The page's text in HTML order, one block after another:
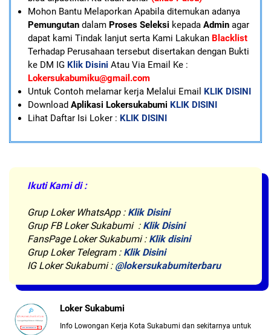
Mohon Bantu Melaporkan Apabila ditemukan adanya
Pemungutandalam Proses Seleksi kepada Adminagar
dapat kami Tindak lanjut serta Kami LakukanBlacklist
Terhadap Perusahaan tersebut disertakan dengan Bukti
ke DM IG Klik Disini Atau Via Email Ke :
Lokersukabumiku@gmail.com
Untuk Contoh melamar kerja Melalui Email KLIK DISINI
Download Aplikasi Lokersukabumi KLIK DISINI
Lihat Daftar Isi Loker : KLIK DISINI
Ikuti Kami di :
Grup Loker WhatsApp : Klik Disini
Grup FB Loker Sukabumi : Klik Disini
FansPage Loker Sukabumi : Klik disini
Grup Loker Telegram : Klik Disini
IG Loker Sukabumi : @lokersukabumiterbaru
Loker Sukabumi
Info Lowongan Kerja Kota Sukabumi dan sekitarnya untuk